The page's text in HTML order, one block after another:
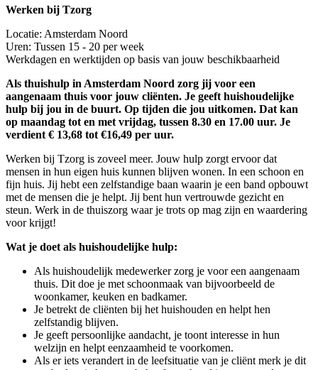
Werken bij Tzorg
Locatie: Amsterdam Noord
Uren: Tussen 15 - 20 per week
Werkdagen en werktijden op basis van jouw beschikbaarheid
Als thuishulp in Amsterdam Noord zorg jij voor een
aangenaam thuis voor jouw cliënten. Je geeft huishoudelijke
hulp bij jou in de buurt. Op tijden die jou uitkomen. Dat kan
op maandag tot en met vrijdag, tussen 8.30 en 17.00 uur. Je
verdient € 13,68 tot €16,49 per uur.
Werken bij Tzorg is zoveel meer. Jouw hulp zorgt ervoor dat
mensen in hun eigen huis kunnen blijven wonen. In een schoon en
fijn huis. Jij hebt een zelfstandige baan waarin je een band opbouwt
met de mensen die je helpt. Jij bent hun vertrouwde gezicht en
steun. Werk in de thuiszorg waar je trots op mag zijn en waardering
voor krijgt!
Wat je doet als huishoudelijke hulp:
Als huishoudelijk medewerker zorg je voor een aangenaam
thuis. Dit doe je met schoonmaak van bijvoorbeeld de
woonkamer, keuken en badkamer.
Je betrekt de cliënten bij het huishouden en helpt hen
zelfstandig blijven.
Je geeft persoonlijke aandacht, je toont interesse in hun
welzijn en helpt eenzaamheid te voorkomen.
Als er iets verandert in de leefsituatie van je cliënt merk je dit